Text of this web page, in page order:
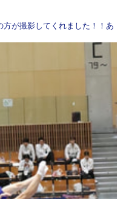
が撮影してくれました！！あ